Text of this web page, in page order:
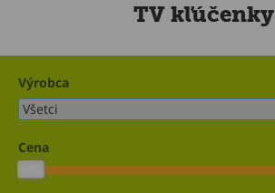
TV kľúčenky
Výrobca
Cena